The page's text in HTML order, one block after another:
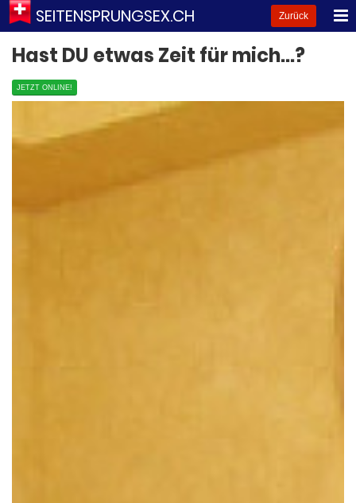
SEITENSPRUNGSEX.CH Zurück
Hast DU etwas Zeit für mich...?
JETZT ONLINE!